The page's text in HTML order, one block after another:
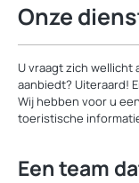
Onze
U vraagt zich wellicht
aanbiedt? Uiteraard!
Wij hebben voor u
toeristische
Een team